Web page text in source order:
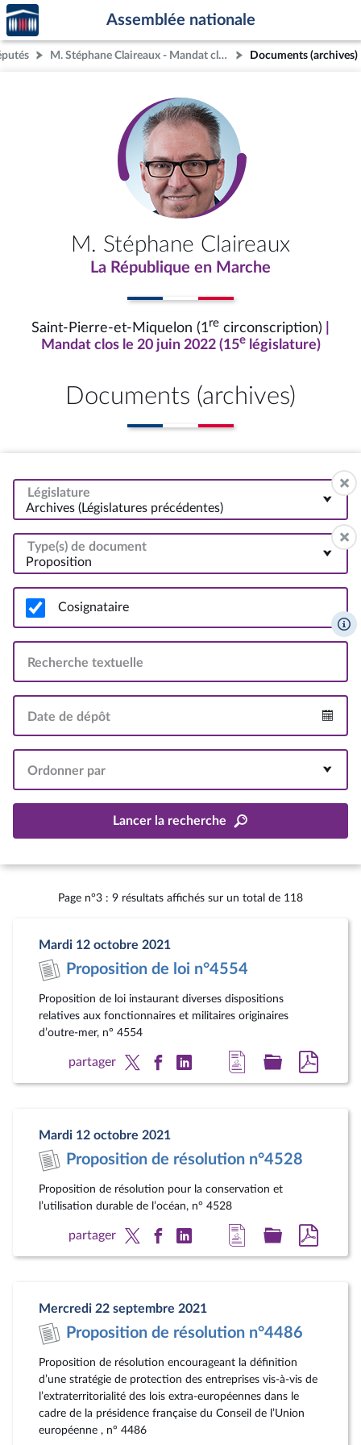
Aller au contenu
Aller en bas de la page
Accèder
à la
page
d'accueil
Assemblée nationale
M. Stéphane Claireaux - Mandat clos - Saint-Pierre-et-Miquelon (1re circonscription) Documents (archives)
M. Stéphane Claireaux
La République en Marche
Saint-Pierre-et-Miquelon (1re circonscription)
Mandat clos le 20 juin 2022 (15elégislature)
Documents (archives)
Législature
Archives (Législatures précédentes)
Type(s) de document
Proposition
Cosignataire
Recherche textuelle
Date de dépôt
Ordonner par
Lancer la recherche
Page n°3 : 9 résultats affichés sur un total de 118
Mardi 12 octobre 2021
Proposition de loi n°4554
Proposition de loi instaurant diverses dispositions
relatives aux fonctionnaires et militaires originaires
d’outre-mer, n° 4554
partager
Accéder
à
document
Accéder
au au
pdf
Mardi 12 octobre 2021
Proposition de résolution n°4528
Proposition de résolution pour la conservation et
l’utilisation durable de l’océan, n° 4528
partager
Accéder
à
document
Accéder
au au
pdf
Mercredi 22 septembre 2021
Proposition de résolution n°4486
Proposition de résolution encourageant la définition
d’une stratégie de protection des entreprises vis-à-vis de
l’extraterritorialité des lois extra-européennes dans le
cadre de la présidence française du Conseil de l’Union
européenne , n° 4486